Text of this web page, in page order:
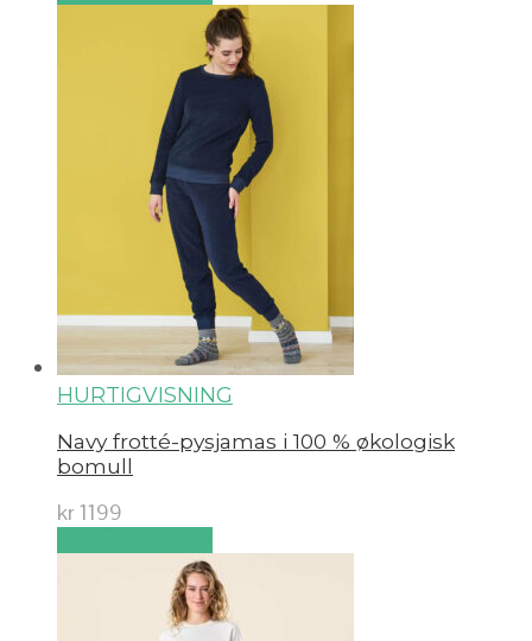
HURTIGVISNING
Navy frotté-pysjamas i 100 % økologisk
bomull
kr 1199